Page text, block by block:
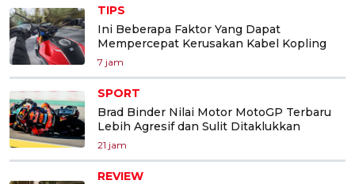
TIPS
Ini Beberapa Faktor Yang Dapat
Mempercepat Kerusakan Kabel Kopling
7 jam
SPORT
Brad Binder Nilai Motor MotoGP Terbaru
Lebih Agresif dan Sulit Ditaklukkan
21 jam
REVIEW